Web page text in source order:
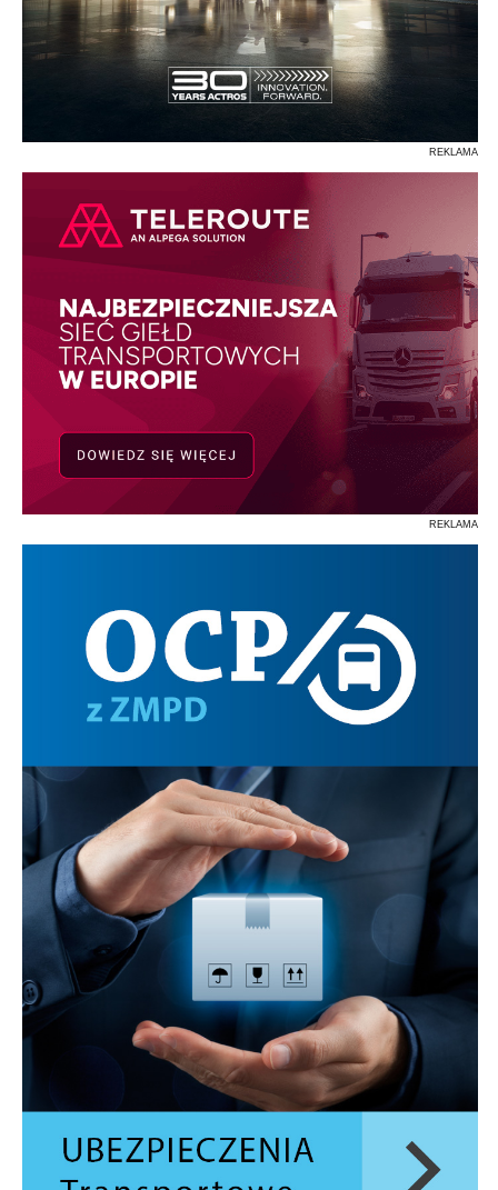
REKLAMA
REKLAMA